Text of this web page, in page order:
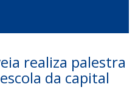
realiza palestra
da capital